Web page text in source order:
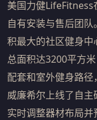
美国力健LifeFitness
自有安装与售后团
积最大的社区健身
总面积达3200平方
配套和室外健身路径
威廉希尔上线了自
实时调整器材布局